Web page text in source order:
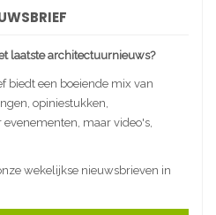
laatste architectuurnieuws?
biedt een boeiende mix van
opiniestukken,
maar video's,
wekelijkse nieuwsbrieven in